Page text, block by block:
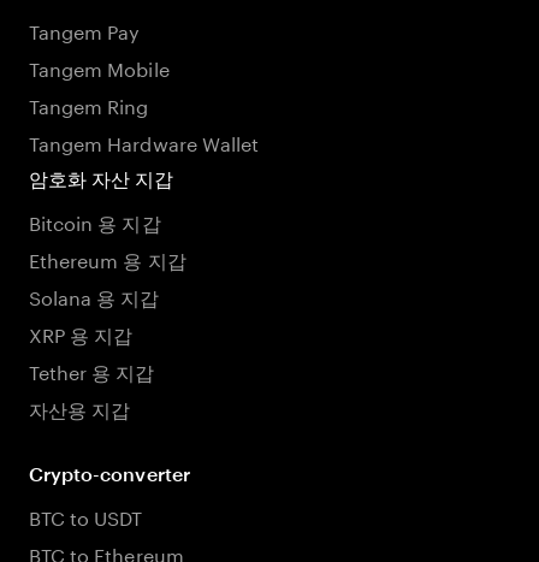
Tangem Pay
Tangem Mobile
Tangem Ring
Tangem Hardware Wallet
암호화 자산 지갑
Bitcoin 용 지갑
Ethereum 용 지갑
Solana 용 지갑
XRP 용 지갑
Tether 용 지갑
자산용 지갑
Crypto-converter
BTC to USDT
BTC to Ethereum